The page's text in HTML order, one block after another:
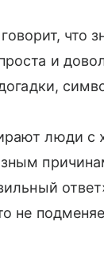
что
и
люди с
не